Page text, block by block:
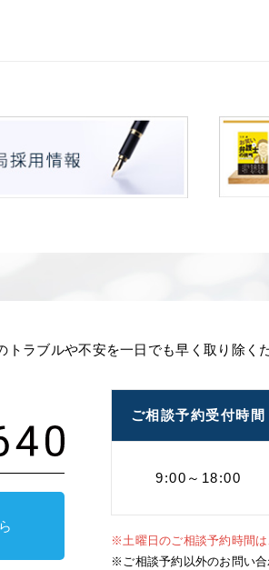
トラブルや不安を一日でも早く取り除く
ご相談予約受付時間
9:00～ 18:00
※土曜日のご相談予約時間
※ご相談予約以外のお問い